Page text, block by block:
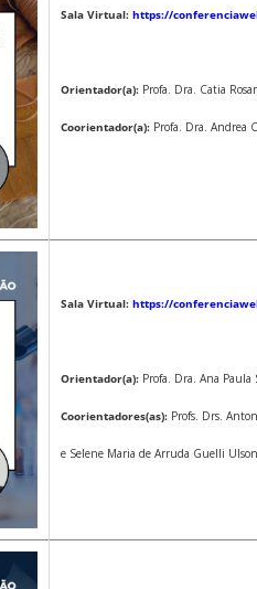
Sala Virtual: https://
Orientador(a): Profa. Dra. Catia
Coorientador(a): Profa. Dra. Andrea
Sala Virtual: https://
Orientador(a): Profa. Dra. Ana
Coorientadores(as): Profs. Drs.
e Selene Maria de Arruda Guelli